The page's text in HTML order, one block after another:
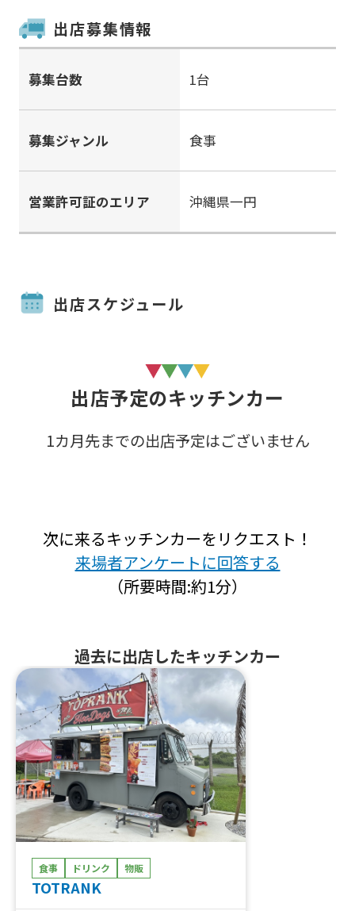
出店募集情報
募集台数 1台
募集ジャンル 食事
営業許可証のエリア 沖縄県一円
出店スケジュール
出店予定のキッチンカー
1カ月先までの出店予定はございません
次に来るキッチンカーをリクエスト！
来場者アンケートに回答する
（所要時間:約1分）
過去に出店したキッチンカー
食事 ドリンク 物販
TOTRANK